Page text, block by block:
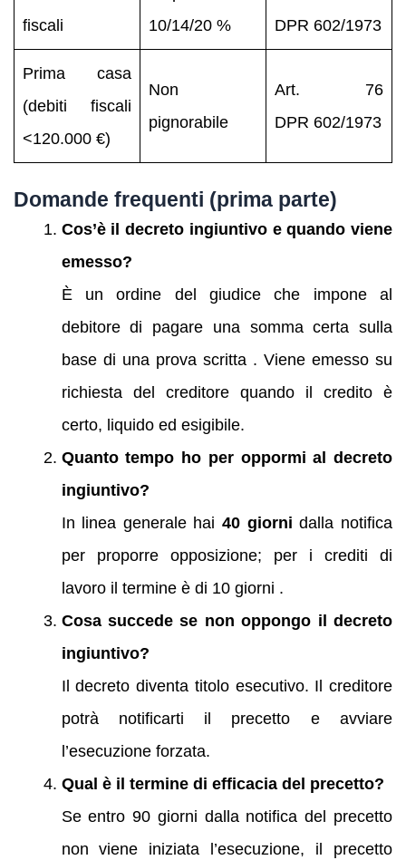
fiscali
10/14/20 %
DPR 602/1973
Prima casa
(debiti fiscali
<120.000 €)
Non
pignorabile
Art. 76
DPR 602/1973
Domande frequenti (prima parte)
Cos’è il decreto ingiuntivo e quando viene
emesso?
È un ordine del giudice che impone al
debitore di pagare una somma certa sulla
base di una prova scritta . Viene emesso su
richiesta del creditore quando il credito è
certo, liquido ed esigibile.
Quanto tempo ho per oppormi al decreto
ingiuntivo?
In linea generale hai40 giorni dalla notifica
per proporre opposizione; per i crediti di
lavoro il termine è di 10 giorni .
Cosa succede se non oppongo il decreto
ingiuntivo?
Il decreto diventa titolo esecutivo. Il creditore
potrà notificarti il precetto e avviare
l’esecuzione forzata.
Qual è il termine di efficacia del precetto?
Se entro 90 giorni dalla notifica del precetto
non viene iniziata l’esecuzione, il precetto